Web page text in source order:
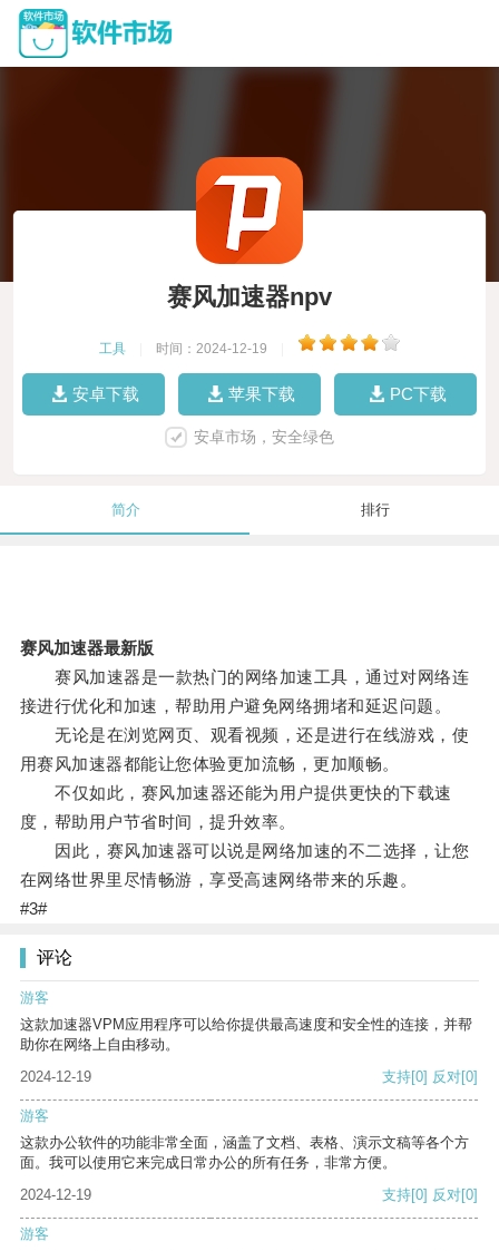
赛风加速器npv
工具 时间：2024-12-19
安卓下载 苹果下载 PC下载
安卓市场，安全绿色
简介 排行
赛风加速器最新版
赛风加速器是一款热门的网络加速工具，通过对网络连
接进行优化和加速，帮助用户避免网络拥堵和延迟问题。
无论是在浏览网页、观看视频，还是进行在线游戏，使
用赛风加速器都能让您体验更加流畅，更加顺畅。
不仅如此，赛风加速器还能为用户提供更快的下载速
度，帮助用户节省时间，提升效率。
因此，赛风加速器可以说是网络加速的不二选择，让您
在网络世界里尽情畅游，享受高速网络带来的乐趣。
#3#
评论
游客
这款加速器VPM应用程序可以给你提供最高速度和安全性的连接，并帮
助你在网络上自由移动。
2024-12-19
支持[0] 反对[0]
游客
这款办公软件的功能非常全面，涵盖了文档、表格、演示文稿等各个方
面。我可以使用它来完成日常办公的所有任务，非常方便。
2024-12-19
支持[0] 反对[0]
游客